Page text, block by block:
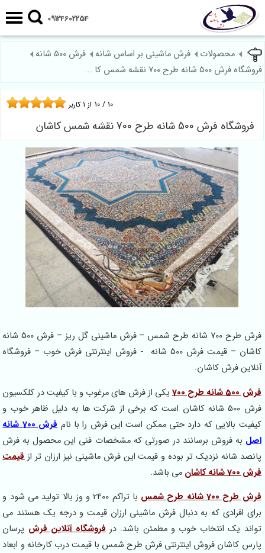
09124602254
محصولات فرش ماشینی بر اساس شانه
فرش 500 شانه
فروشگاه فرش 500 شانه طرح 700 نقشه شمس کا ...
فروشگاه فرش 500 شانه طرح 700 نقشه شمس کاشان
10 / 10 از 1کاربر
فرش طرح 700 شانه طرح شمس – فرش ماشینی گل ریز – فرش 500 شانه
کاشان – قیمت فرش 500 شانه - فروش اینترنتی فرش خوب – فروشگاه
آنلاین فرش کاشان.
فرش 500 شانه طرح 700
یکی از فرش های مرغوب و با کیفیت در کلکسیون
فرش 500 شانه کاشان است که برخی از شرکت ها به دلیل ظاهر خوب و
کیفیت بالایی که دارد حتی ممکن است این فرش را با نام
فرش 700 شانه
اصل به فروش برسانند در صورتی که مشخصات فنی این محصول به فرش
پانصد شانه نزدیک تر بوده و قیمت این فرش ماشینی نیز ارزان تر ازقیمت
فرش 700 شانه کاشان
می باشد.
فرش طرح 700 شانه طرح شمس
با تراکم 2400 و وز بالا تولید می شود و
برای افرادی که به دنبال فرش ماشینی ارزان قیمت و درجه یک هستند می
تواند یک انتخاب خوب و مطمئن باشد. درفروشگاه آنلاین فرش پرسان
پارس کاشان فروش اینترنتی فرش طرح شمس با قیمت درب کارخانه و ابعاد